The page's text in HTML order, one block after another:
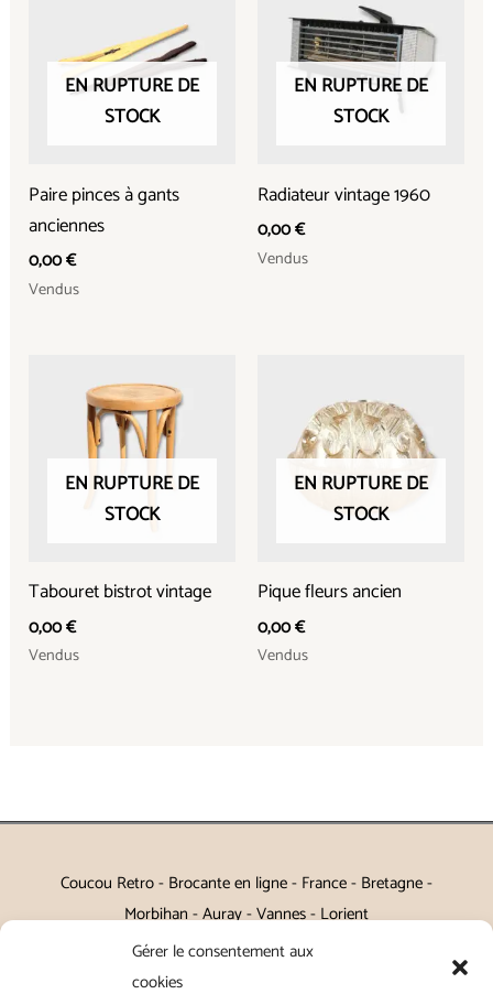
Gérer le consentement aux
cookies
EN RUPTURE DE
STOCK
Paire pinces à gants
anciennes
0,00€
Vendus
EN RUPTURE DE
STOCK
Radiateur vintage 1960
0,00€
Vendus
EN RUPTURE DE
STOCK
Tabouret bistrot vintage
0,00€
Vendus
EN RUPTURE DE
STOCK
Pique fleurs ancien
0,00€
Vendus
Coucou Retro - Brocante en ligne - France - Bretagne -
Morbihan - Auray - Vannes - Lorient
Petits meubles, décoration, miroirs, luminaires, Art de la table